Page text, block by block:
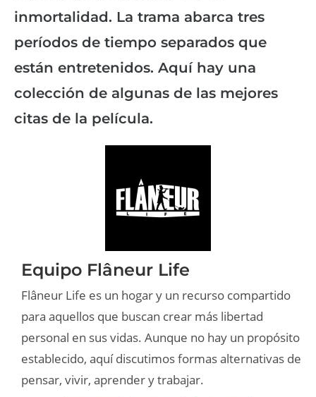
inmortalidad. La trama abarca tres
períodos de tiempo separados que
están entretenidos. Aquí hay una
colección de algunas de las mejores
citas de la película.
Equipo Flâneur Life
Flâneur Life es un hogar y un recurso compartido
para aquellos que buscan crear más libertad
personal en sus vidas. Aunque no hay un propósito
establecido, aquí discutimos formas alternativas de
pensar, vivir, aprender y trabajar.